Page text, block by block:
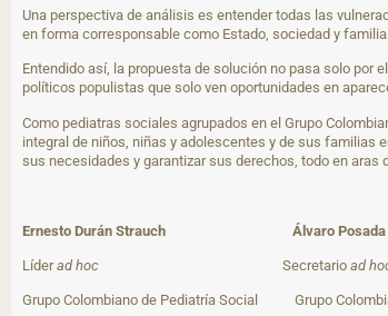
Una perspectiva de análisis es entender todas las
en forma corresponsable como Estado, sociedad y familia.
Entendido así, la propuesta de solución no pasa solo por
políticos populistas que solo ven oportunidades en
Como pediatras sociales agrupados en el Grupo
integral de niños, niñas y adolescentes y de sus familias
sus necesidades y garantizar sus derechos, todo en
Ernesto Durán Strauch Álvaro Posada
Líderad hoc Secretario ad
Grupo Colombiano de Pediatría Social Grupo